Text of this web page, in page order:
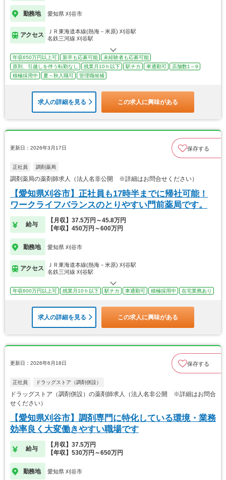
勤務地 愛知県 刈谷市
アクセス
ＪＲ東海道本線(熱海－米原) 刈谷駅
名鉄三河線 刈谷駅
年収650万円以上可 新卒も応募可能
未経験者も応募可能
原則、引越しを伴う転勤なし
残業月10ｈ以下 駅チカ 車通勤可
店舗数1～9
積極採用中
夏～秋入職可 管理職候補
求人の詳細を見る この求人に興味がある
更新日：2026年3月17日 保存する
正社員 調剤薬局
調剤薬局の薬剤師求人（法人名非公開 ※詳細はお問合せください）
【愛知県刈谷市】正社員も17時半までに帰社可能！
ワークライフバランスのとりやすい門前薬局です。
給与
【月収】37.5万円～45.8万円
【年収】450万円～600万円
勤務地 愛知県 刈谷市
アクセス
ＪＲ東海道本線(熱海－米原) 刈谷駅
名鉄三河線 刈谷駅
年収600万円以上可 残業月10ｈ以下 駅チカ 車通勤可 積極採用中 在宅業務あり
求人の詳細を見る この求人に興味がある
更新日：2026年6月18日 保存する
正社員 ドラッグストア（調剤併設）
ドラッグストア（調剤併設）の薬剤師求人（法人名非公開 ※詳細はお問合
せください）
【愛知県刈谷市】調剤専門に特化している環境・業務
効率良く大変働きやすい職場です
給与
【月収】37.5万円
【年収】530万円～650万円
勤務地 愛知県 刈谷市